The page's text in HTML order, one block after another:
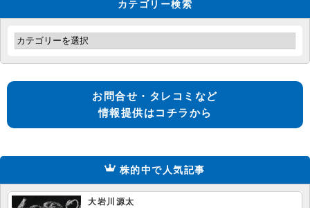
カテゴリー検索
お問合せ・タレコミなど
情報提供はコチラから
株的中で人気記事
大岩川源太